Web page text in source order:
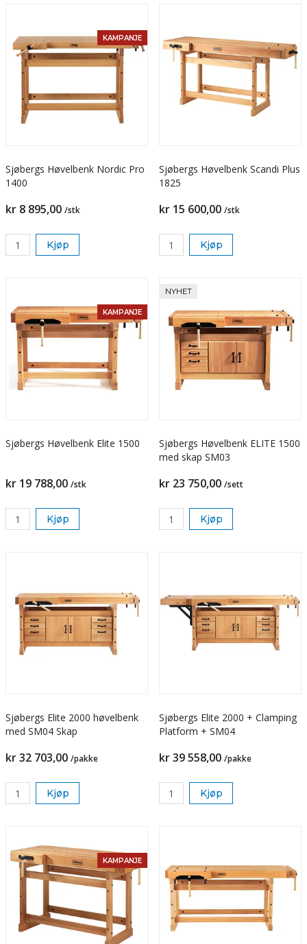
KAMPANJE
Sjøbergs Høvelbenk Nordic Pro
1400
kr 8 895,00 /stk
Kjøp
Sjøbergs Høvelbenk Scandi Plus
1825
kr 15 600,00 /stk
Kjøp
KAMPANJE
Sjøbergs Høvelbenk Elite 1500
kr 19 788,00 /stk
Kjøp
NYHET
Sjøbergs Høvelbenk ELITE 1500
med skap SM03
kr 23 750,00 /sett
Kjøp
Sjøbergs Elite 2000 høvelbenk
med SM04 Skap
kr 32 703,00 /pakke
Kjøp
Sjøbergs Elite 2000 + Clamping
Platform + SM04
kr 39 558,00 /pakke
Kjøp
KAMPANJE